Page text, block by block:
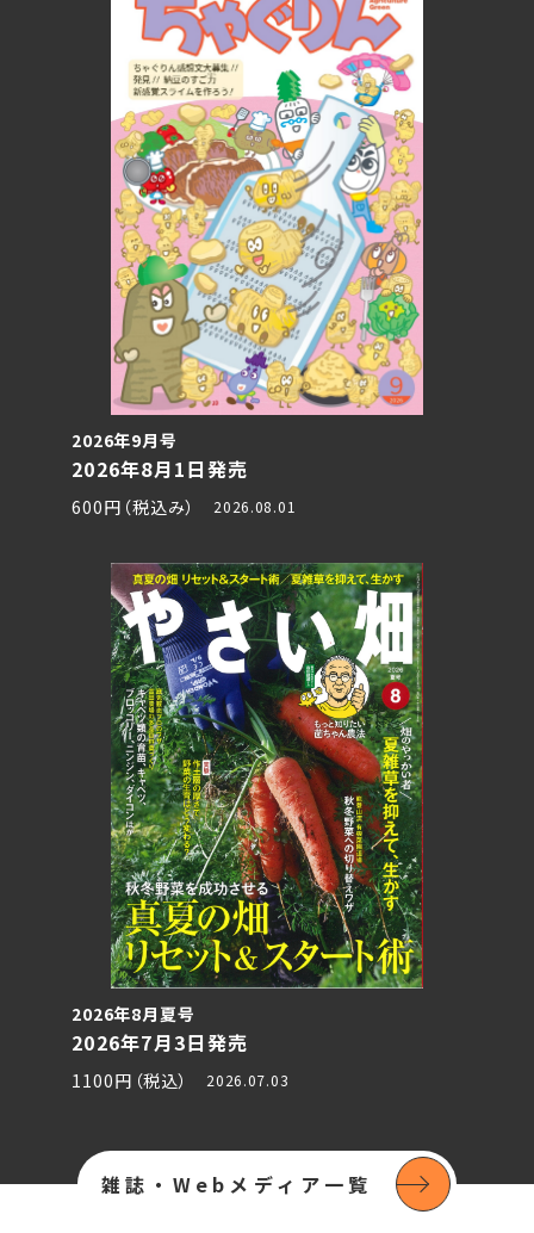
2026年9月号
2026年8月1日発売
600円（税込み） 2026.08.01
2026年8月夏号
2026年7月3日発売
1100円（税込） 2026.07.03
雑誌・Webメディア一覧